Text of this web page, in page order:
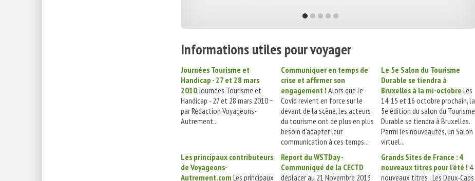
Informations utiles pour voyager
Journées Tourisme et
Handicap - 27 et 28 mars
2010Journées Tourisme et
Handicap - 27 et 28 mars 2010 ~
par Rédaction Voyageons-
Autrement...
Communiquer en temps de
crise et affirmer son
engagement ! Alors que le
Covid revient en force sur le
devant de la scène, les acteurs
du tourisme ont de plus en plus
besoin d’adapter leur
communication à ces temps...
Le 5e Salon du Tourisme
Durable se tiendra à
Bruxelles à la mi-octobre Les
14, 15 et 16 octobre prochain, la
5e édition du salon du Tourisme
Durable se tiendra à Bruxelles.
Parmi les nouveautés, un Salon
virtuel...
Les principaux contributeurs
de Voyageons-
Autrement.com Les principaux
Report du WSTDay -
Communiqué de la CECTD
déplacer au 21 Novembre 2013
Grands Sites de France : 4
nouveaux titres pour l’été ! 4
nouveaux titres : Les Deux-Caps